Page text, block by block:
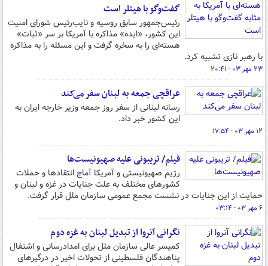
گفت‌وگو با هیتلر است
رئیس‌جمهور سابق روسیه و نایب‌رئیس شورای امنیت
این کشور، «ایده» مذاکره با آمریکا بر سر «ثبات»
هسته‌ای را به سخره گرفت و این مسئله را به مذاکره
با رهبر نازی تشبیه کرد.
۲۳ مهر ۰۳ - ۲۰:۴۱
عراقچی جمعه به لبنان سفر می‌کند
رسانه لبنانی از سفر روز جمعه وزیر خارجه ایران به
این کشور خبر داد.
۱۲ مهر ۰۳ - ۱۷:۵۴
فیلم/ تریبونی علیه صهیونیست‌ها
رژیم صهیونیستی و آمریکا آماج انتقادها و حملات
کشورهای مختلف به علت جنایات در غزه و لبنان و
حمایت از این جنایات در نشست مجمع عمومی سازمان ملل قرار گرفت.
۶ مهر ۰۳ - ۰۳:۱۴
نگرانی آنروا از تبدیل لبنان به غزه دوم
کمیسر عالی سازمان ملل برای امدادرسانی و اشتغال
پناهندگان فلسطینی از تحولات اخیر در درگیرهای